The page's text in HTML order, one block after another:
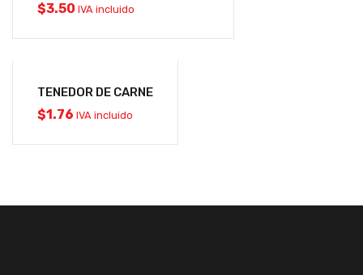
$3.50 IVA incluido
TENEDOR DE CARNE
$1.76 IVA incluido